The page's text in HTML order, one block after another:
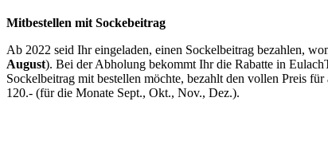
Mitbestellen mit Sockebeitrag
Ab 2022 seid Ihr eingeladen, einen Sockelbeitrag bezahlen,
August). Bei der Abholung bekommt Ihr die Rabatte in
Sockelbeitrag mit bestellen möchte, bezahlt den vollen Preis
120.- (für die Monate Sept., Okt., Nov., Dez.).